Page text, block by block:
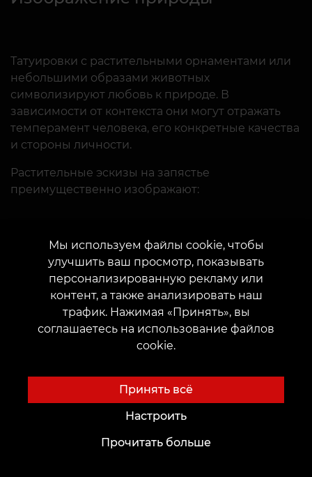
Татуировки с растительными орнаментами или
небольшими образами животных
символизируют любовь к природе. В
зависимости от контекста они могут отражать
темперамент человека, его конкретные качества
и стороны личности.
Растительные эскизы на запястье
преимущественно изображают:
Корни или кору дерева.
Листья.
Побеги бамбука.
Разнообразные грибы.
Мы используем файлы cookie, чтобы
улучшить ваш просмотр, показывать
персонализированную рекламу или
контент, а также анализировать наш
трафик. Нажимая «Принять», вы
соглашаетесь на использование файлов
cookie.
Принять всё
Настроить
Прочитать больше